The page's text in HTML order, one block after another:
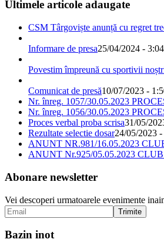
Ultimele articole adaugate
CSM Târgoviște anunță cu regret
Informare de presa25/04/2024 -
Povestim împreună cu sportivii
Comunicat de presă10/07/2023 -
Nr. înreg. 1057/30.05.2023
Nr. înreg. 1056/30.05.2023
Proces verbal proba scrisa31/05/
Rezultate selectie dosar24/05/2023 -
ANUNT NR.981/16.05.2023
ANUNT Nr.925/05.05.2023
Abonare newsletter
Vei descoperi urmatoarele evenimente
Bazin inot